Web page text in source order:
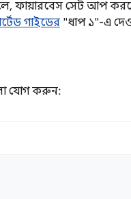
ফায়ারবেস সেট আপ
গাইডের "ধাপ ১"-এ
যোগ করুন: